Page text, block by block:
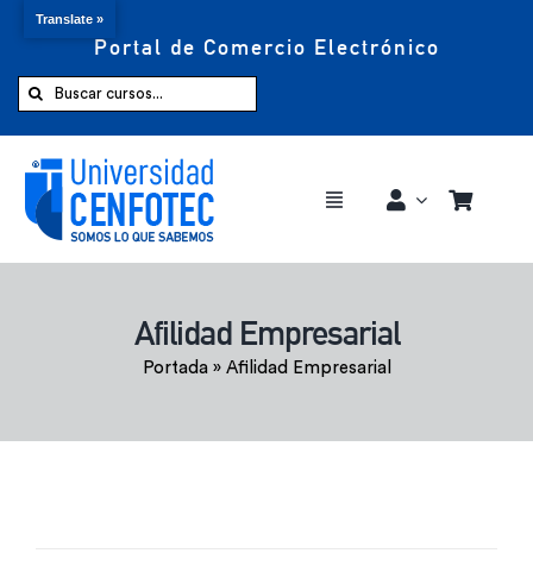
Portal de Comercio Electrónico
Buscar:
Toggle
Comprar ahora
Afilidad Empresarial
Portada» Afilidad Empresarial
Translate »